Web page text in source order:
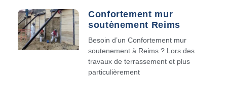
Confortement mur
soutènement Reims
Besoin d’un Confortement mur
soutenement à Reims ? Lors des
travaux de terrassement et plus
particulièrement